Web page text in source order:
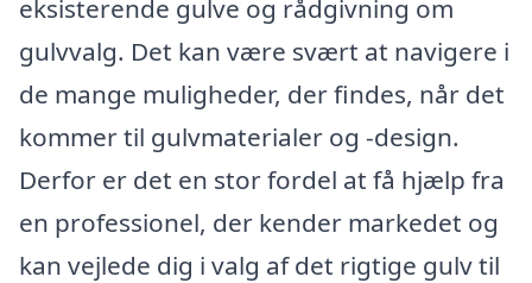
eksisterende gulve og rådgivning om
gulvvalg. Det kan være svært at navigere i
de mange muligheder, der findes, når det
kommer til gulvmaterialer og -design.
Derfor er det en stor fordel at få hjælp fra
en professionel, der kender markedet og
kan vejlede dig i valg af det rigtige gulv til